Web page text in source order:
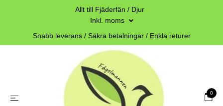
Allt till Fjäderfän / Djur
Inkl. moms
Snabb leverans / Säkra betalningar / Enkla returer
0